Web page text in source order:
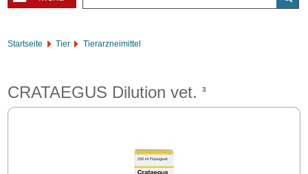
Startseite Tier Tierarzneimittel
CRATAEGUS Dilution vet.3